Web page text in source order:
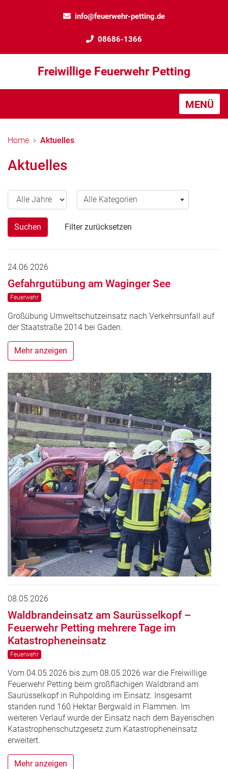
info@feuerwehr-petting.de
08686-1366
Freiwillige Feuerwehr Petting
MENÜ
Home Aktuelles
Aktuelles
Alle Jahre Alle Kategorien
Alle Kategorien
Suchen Filter zurücksetzen
24.06.2026
Gefahrgutübung am Waginger See
Feuerwehr
Großübung Umweltschutzeinsatz nach Verkehrsunfall auf
der Staatstraße 2014 bei Gaden.
Mehr anzeigen
08.05.2026
Waldbrandeinsatz am Saurüsselkopf –
Feuerwehr Petting mehrere Tage im
Katastropheneinsatz
Feuerwehr
Vom 04.05.2026 bis zum 08.05.2026 war die Freiwillige
Feuerwehr Petting beim großflächigen Waldbrand am
Saurüsselkopf in Ruhpolding im Einsatz. Insgesamt
standen rund 160 Hektar Bergwald in Flammen. Im
weiteren Verlauf wurde der Einsatz nach dem Bayerischen
Katastrophenschutzgesetz zum Katastropheneinsatz
erweitert.
Mehr anzeigen